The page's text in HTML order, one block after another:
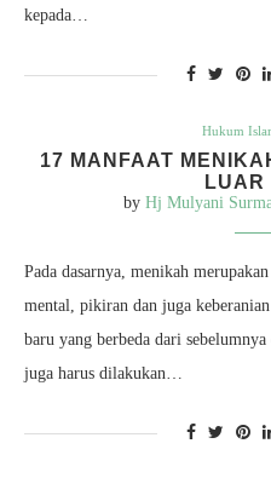
kepada…
Hukum
17 MANFAAT
LUAR
by Hj Mulyani
Pada dasarnya, menikah
mental, pikiran dan juga
baru yang berbeda dari
juga harus dilakukan…